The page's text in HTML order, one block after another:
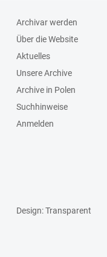
Archivar werden
Über die Website
Aktuelles
Unsere Archive
Archive in Polen
Suchhinweise
Anmelden
Design: Transparent